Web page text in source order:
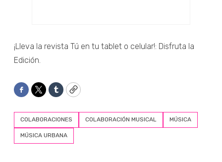
¡Lleva la revista Tú en tu tablet o celular!: Disfruta la
Edición.
Facebook
TwitterTumblrCopy
COLABORACIONES COLABORACIÓN MUSICAL MÚSICA
MÚSICA URBANA